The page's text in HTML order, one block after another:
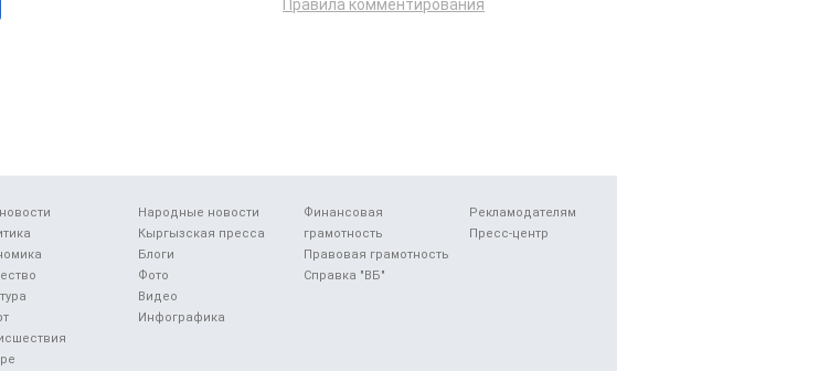
Правила комментирования
Народные новости
Кыргызская пресса
Блоги
Фото
Видео
Инфографика
Финансовая
грамотность
Правовая грамотность
Справка "ВБ"
Рекламодателям
Пресс-центр